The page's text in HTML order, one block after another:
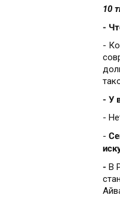
10
-
-
- У
-
-
- В